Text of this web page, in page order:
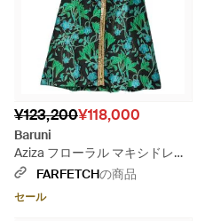
¥123,200¥118,000
Baruni
Aziza フローラル マキシドレス
- グリーン
FARFETCHの商品
セール